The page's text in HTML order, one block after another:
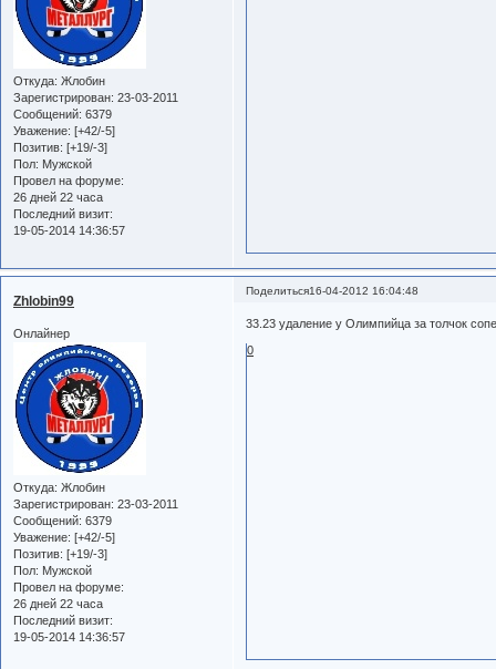
Откуда: Жлобин
Зарегистрирован: 23-03-2011
Сообщений: 6379
Уважение: [+42/-5]
Позитив: [+19/-3]
Пол: Мужской
Провел на форуме:
26 дней 22 часа
Последний визит:
19-05-2014 14:36:57
Поделиться16-04-2012 16:04:48
Zhlobin99
Онлайнер
Откуда: Жлобин
Зарегистрирован: 23-03-2011
Сообщений: 6379
Уважение: [+42/-5]
Позитив: [+19/-3]
Пол: Мужской
Провел на форуме:
26 дней 22 часа
Последний визит:
19-05-2014 14:36:57
33.23 удаление у Олимпийца за толчок
0